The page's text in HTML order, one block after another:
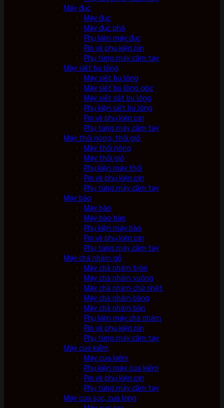
Máy đục
Máy đục
Máy đục phá
Phụ kiện máy đục
Pin và phụ kiện pin
Phụ tùng máy cầm tay
Máy siết bu lông
Máy siết bu lông
Máy siết bu lông góc
Máy siết cắt bu lông
Phụ kiện siết bu lông
Pin và phụ kiện pin
Phụ tùng máy cầm tay
Máy thổi nóng, thổi gió
Máy thổi nóng
Máy thổi gió
Phụ kiện máy thổi
Pin và phụ kiện pin
Phụ tùng máy cầm tay
Máy bào
Máy bào
Máy bào bàn
Phụ kiện máy bào
Pin và phụ kiện pin
Phụ tùng máy cầm tay
Máy chà nhám gỗ
Máy chà nhám tròn
Máy chà nhám vuông
Máy chà nhám chữ nhật
Máy chà nhám băng
Máy chà nhám bàn
Phụ kiện máy chà nhám
Pin và phụ kiện pin
Phụ tùng máy cầm tay
Máy cưa kiếm
Máy cưa kiếm
Phụ kiện máy cưa kiếm
Pin và phụ kiện pin
Phụ tùng máy cầm tay
Máy cưa sọc, cưa lọng